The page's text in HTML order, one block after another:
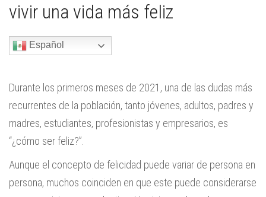
vivir una vida más feliz
Español
Durante los primeros meses de 2021, una de las dudas más
recurrentes de la población, tanto jóvenes, adultos, padres y
madres, estudiantes, profesionistas y empresarios, es
“¿cómo ser feliz?”.
Aunque el concepto de felicidad puede variar de persona en
persona, muchos coinciden en que este puede considerarse